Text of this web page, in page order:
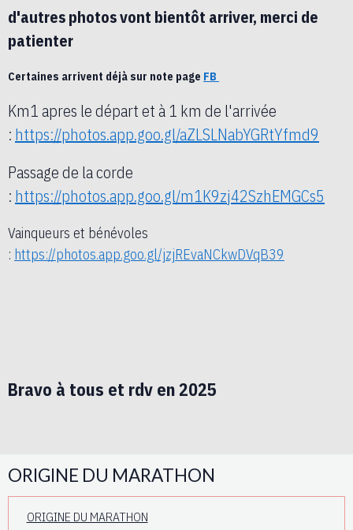
d'autres photos vont bientôt arriver, merci de
patienter
Certaines arrivent déjà sur note page FB
Km1 apres le départ et à 1 km de l'arrivée
: https://photos.app.goo.gl/aZLSLNabYGRtYfmd9
Passage de la corde
: https://photos.app.goo.gl/m1K9zj42SzhEMGCs5
Vainqueurs et bénévoles
: https://photos.app.goo.gl/jzjREvaNCkwDVqB39
Bravo à tous et rdv en 2025
ORIGINE DU MARATHON
ORIGINE DU MARATHON